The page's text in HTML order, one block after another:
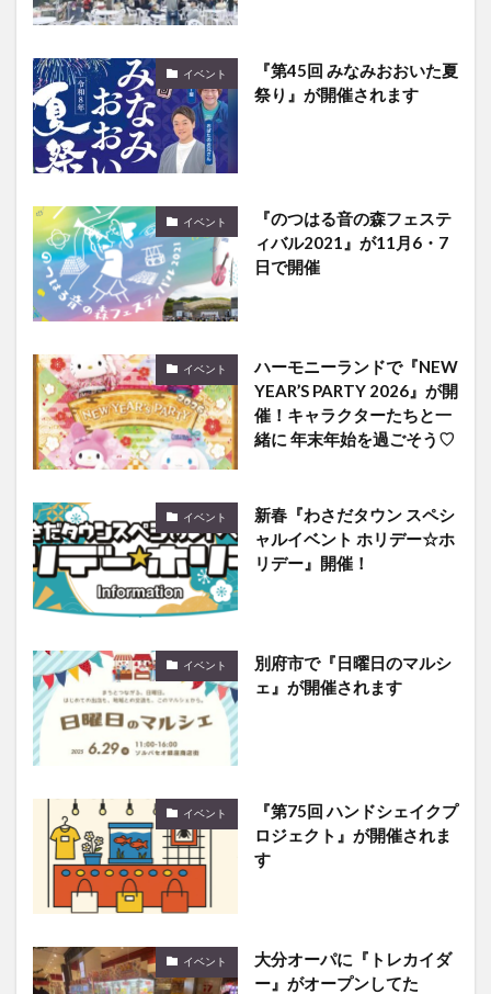
イベント
『第45回 みなみおおいた夏
祭り』が開催されます
イベント
『のつはる音の森フェステ
ィバル2021』が11月6・7
日で開催
イベント
ハーモニーランドで『NEW
YEAR’S PARTY 2026』が開
催！キャラクターたちと一
緒に 年末年始を過ごそう♡
イベント
新春『わさだタウン スペシ
ャルイベント ホリデー☆ホ
リデー』開催！
イベント
別府市で『日曜日のマルシ
ェ』が開催されます
イベント
『第75回 ハンドシェイクプ
ロジェクト』が開催されま
す
イベント
大分オーパに『トレカイダ
ー』がオープンしてた